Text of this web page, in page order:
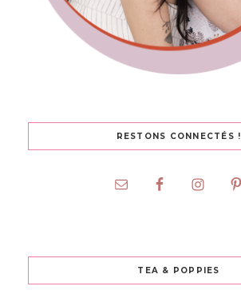
RESTONS CONNECTÉS !
TEA & POPPIES